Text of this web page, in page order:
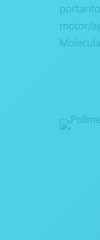
motor/